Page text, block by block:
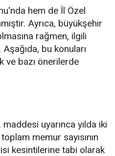
hem de İl Özel
Ayrıca, büyükşehir
rağmen, ilgili
bu konuları
ve bazı önerilerde
uyarınca yılda iki
memur sayısının
kesintilerine tabi olarak